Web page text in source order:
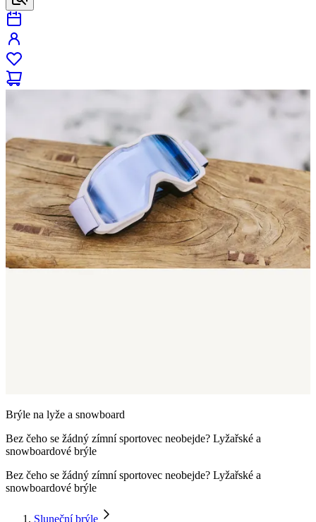
Brýle na lyže a snowboard
Bez čeho se žádný zímní sportovec neobejde? Lyžařské a
snowboardové brýle
Bez čeho se žádný zímní sportovec neobejde? Lyžařské a
snowboardové brýle
Sluneční brýle